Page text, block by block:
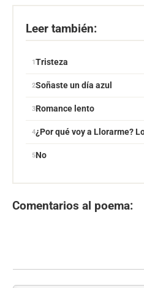
Leer también:
Tristeza
Soñaste un día azul
Romance lento
¿Por qué voy a Llorarme?
No
Comentarios al poema: